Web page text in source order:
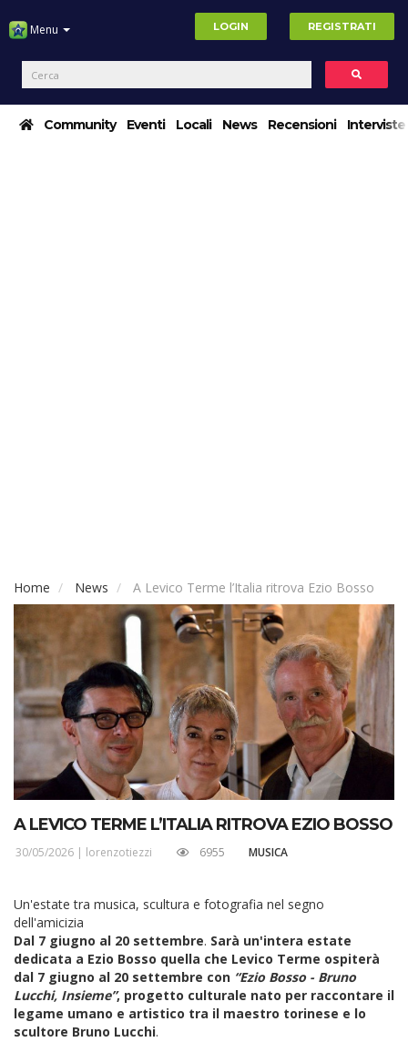
Menu LOGIN REGISTRATI
Community Eventi Locali News Recensioni Interviste
Home News A Levico Terme l’Italia ritrova Ezio Bosso
A LEVICO TERME L’ITALIA RITROVA EZIO BOSSO
30/05/2026 | lorenzotiezzi 6955 MUSICA
Un'estate tra musica, scultura e fotografia nel segno
dell'amicizia
Dal 7 giugno al 20 settembre. Sarà un'intera estate
dedicata a Ezio Bosso quella che Levico Terme ospiterà
dal 7 giugno al 20 settembre con “Ezio Bosso - Bruno
Lucchi, Insieme”, progetto culturale nato per raccontare il
legame umano e artistico tra il maestro torinese e lo
scultore Bruno Lucchi.